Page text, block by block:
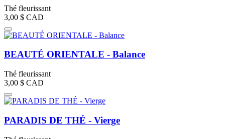
Thé fleurissant
3,00 $ CAD
BEAUTÉ ORIENTALE - Balance
Thé fleurissant
3,00 $ CAD
PARADIS DE THÉ - Vierge